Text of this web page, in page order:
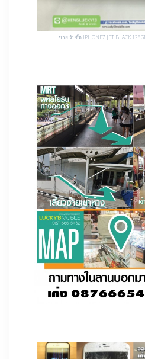
ขาย รับซื้อ IPHONE7 JET BLACK